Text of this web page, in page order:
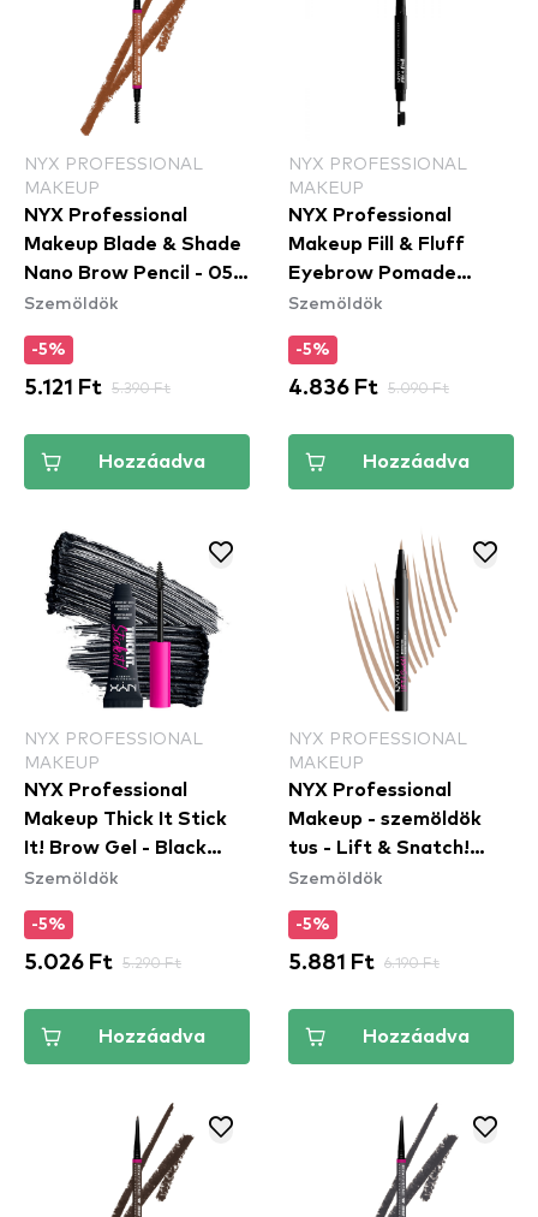
NYX PROFESSIONAL
MAKEUP
NYX Professional
Makeup Blade & Shade
Nano Brow Pencil - 05
Auburn
Szemöldök
-5%
5.121 Ft 5.390 Ft
Hozzáadva
NYX PROFESSIONAL
MAKEUP
NYX Professional
Makeup Fill & Fluff
Eyebrow Pomade
Pencil - Clear
Szemöldök
-5%
4.836 Ft 5.090 Ft
Hozzáadva
NYX PROFESSIONAL
MAKEUP
NYX Professional
Makeup Thick It Stick
It! Brow Gel - Black
(TISI08)
Szemöldök
-5%
5.026 Ft 5.290 Ft
Hozzáadva
NYX PROFESSIONAL
MAKEUP
NYX Professional
Makeup - szemöldök
tus - Lift & Snatch!
Brow Tint Pen - 01
Szemöldök
-5%
5.881 Ft 6.190 Ft
Hozzáadva